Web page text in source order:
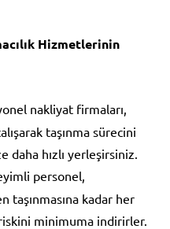
Hizmetlerinin
nakliyat firmaları,
taşınma sürecini
daha hızlı yerleşirsiniz.
personel,
taşınmasına kadar her
minimuma indirirler.